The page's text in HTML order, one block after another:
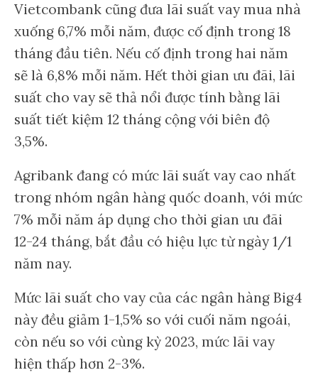
Vietcombank cũng đưa lãi suất vay mua nhà
xuống 6,7% mỗi năm, được cố định trong 18
tháng đầu tiên. Nếu cố định trong hai năm
sẽ là 6,8% mỗi năm. Hết thời gian ưu đãi, lãi
suất cho vay sẽ thả nổi được tính bằng lãi
suất tiết kiệm 12 tháng cộng với biên độ
3,5%.
Agribank đang có mức lãi suất vay cao nhất
trong nhóm ngân hàng quốc doanh, với mức
7% mỗi năm áp dụng cho thời gian ưu đãi
12-24 tháng, bắt đầu có hiệu lực từ ngày 1/1
năm nay.
Mức lãi suất cho vay của các ngân hàng Big4
này đều giảm 1-1,5% so với cuối năm ngoái,
còn nếu so với cùng kỳ 2023, mức lãi vay
hiện thấp hơn 2-3%.